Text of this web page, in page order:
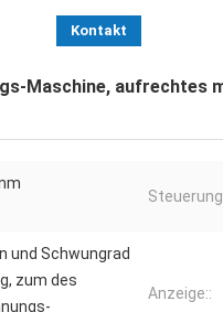
Kontakt
Maschine, aufrechtes
und Schwungrad
zum des
Anzeige::